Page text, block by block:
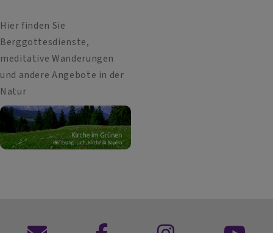
Hier finden Sie
Berggottesdienste,
meditative Wanderungen
und andere Angebote in der
Natur